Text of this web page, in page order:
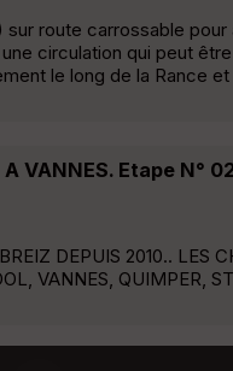
route carrossable pour
circulation qui peut
le long de la Rance
A VANNES. Etape N°
DEPUIS 2010.. LES
VANNES, QUIMPER,